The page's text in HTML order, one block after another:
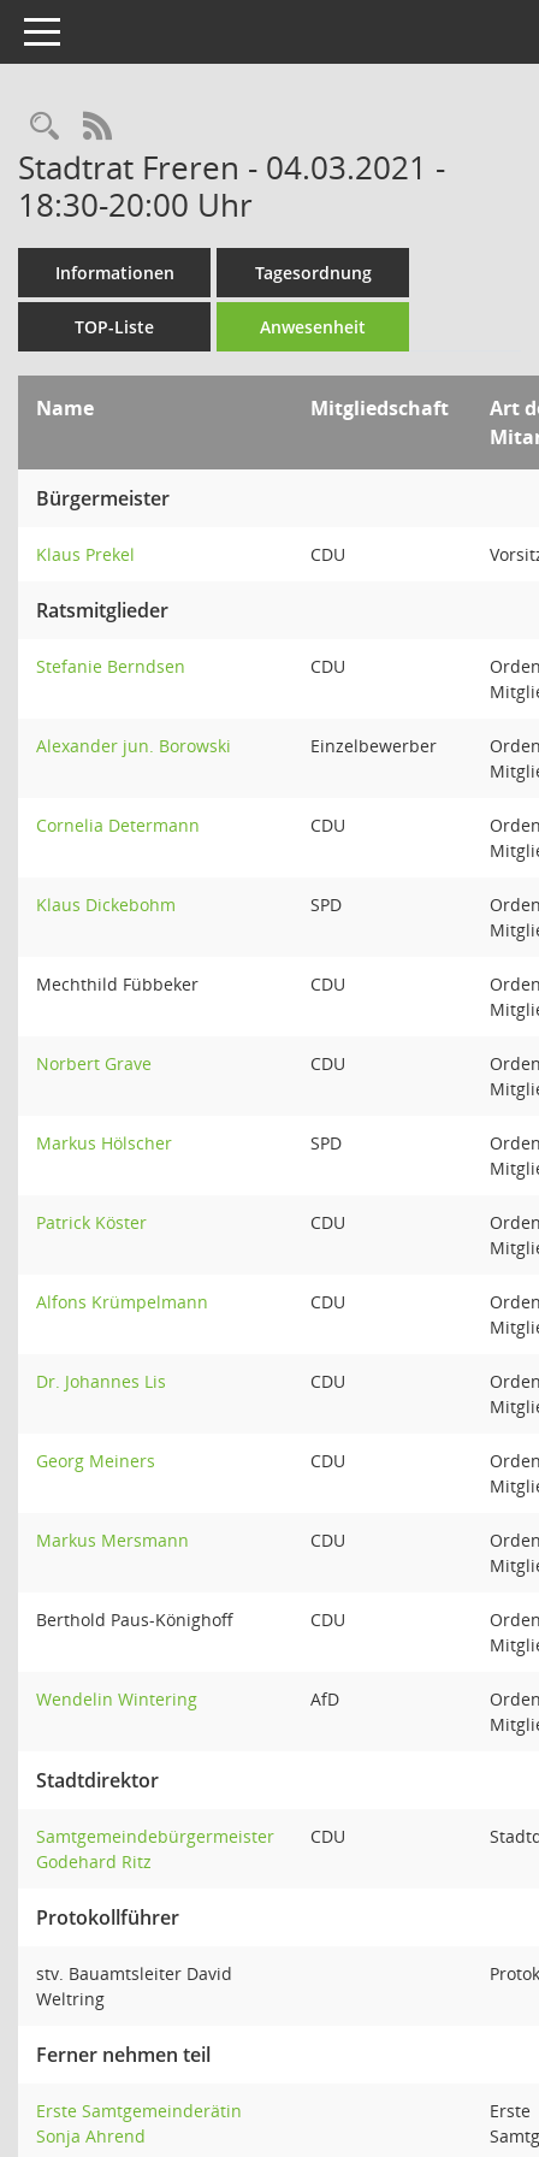
Toggle navigation
Rechercheauswahl
RSS-Feed
Stadtrat Freren - 04.03.2021 -
18:30-20:00 Uhr
Informationen Tagesordnung
TOP-Liste Anwesenheit
Name Mitgliedschaft
Art
Bürgermeister
Klaus Prekel CDU
Ratsmitglieder
Stefanie Berndsen CDU
Alexander jun. Borowski Einzelbewerber
Cornelia Determann CDU
Klaus Dickebohm SPD
Mechthild Fübbeker CDU
Norbert Grave CDU
Markus Hölscher SPD
Patrick Köster CDU
Alfons Krümpelmann CDU
Dr. Johannes Lis CDU
Georg Meiners CDU
Markus Mersmann CDU
Berthold Paus-Könighoff CDU
Wendelin Wintering AfD
Stadtdirektor
Samtgemeindebürgermeister
Godehard Ritz
CDU
Protokollführer
stv. Bauamtsleiter David
Weltring
Ferner nehmen teil
Erste Samtgemeinderätin
Sonja Ahrend
Erste